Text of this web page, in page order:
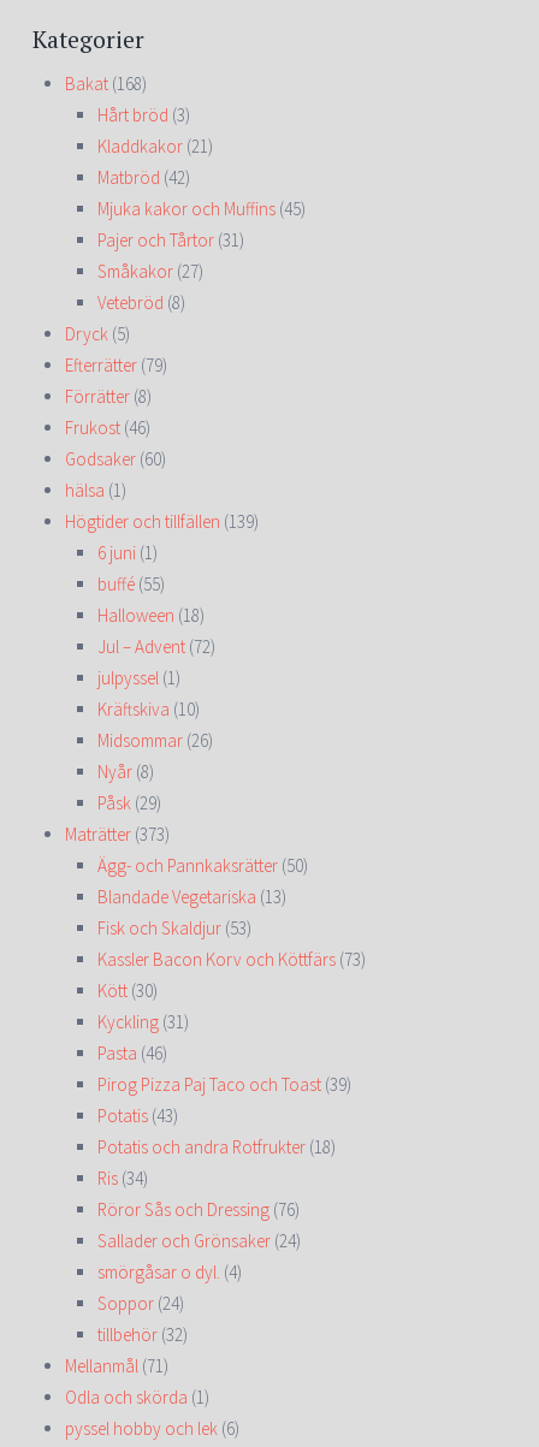
Kategorier
Bakat (168)
Hårt bröd (3)
Kladdkakor (21)
Matbröd (42)
Mjuka kakor och Muffins (45)
Pajer och Tårtor (31)
Småkakor (27)
Vetebröd (8)
Dryck (5)
Efterrätter (79)
Förrätter (8)
Frukost (46)
Godsaker (60)
hälsa (1)
Högtider och tillfällen (139)
6 juni (1)
buffé (55)
Halloween (18)
Jul – Advent (72)
julpyssel (1)
Kräftskiva (10)
Midsommar (26)
Nyår (8)
Påsk (29)
Maträtter (373)
Ägg- och Pannkaksrätter (50)
Blandade Vegetariska (13)
Fisk och Skaldjur (53)
Kassler Bacon Korv och Köttfärs (73)
Kött (30)
Kyckling (31)
Pasta (46)
Pirog Pizza Paj Taco och Toast (39)
Potatis (43)
Potatis och andra Rotfrukter (18)
Ris (34)
Röror Sås och Dressing (76)
Sallader och Grönsaker (24)
smörgåsar o dyl. (4)
Soppor (24)
tillbehör (32)
Mellanmål (71)
Odla och skörda (1)
pyssel hobby och lek (6)